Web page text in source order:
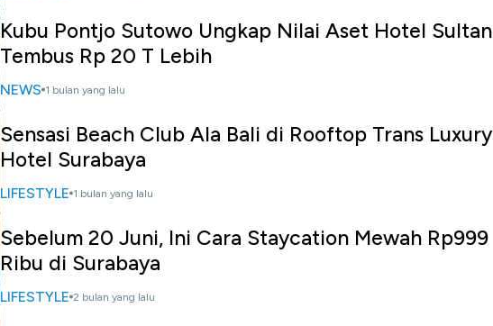
Kubu Pontjo Sutowo Ungkap Nilai Aset Hotel Sultan
Tembus Rp 20 T Lebih
NEWS 1 bulan yang lalu
Sensasi Beach Club Ala Bali di Rooftop Trans Luxury
Hotel Surabaya
LIFESTYLE 1 bulan yang lalu
Sebelum 20 Juni, Ini Cara Staycation Mewah Rp999
Ribu di Surabaya
LIFESTYLE 2 bulan yang lalu